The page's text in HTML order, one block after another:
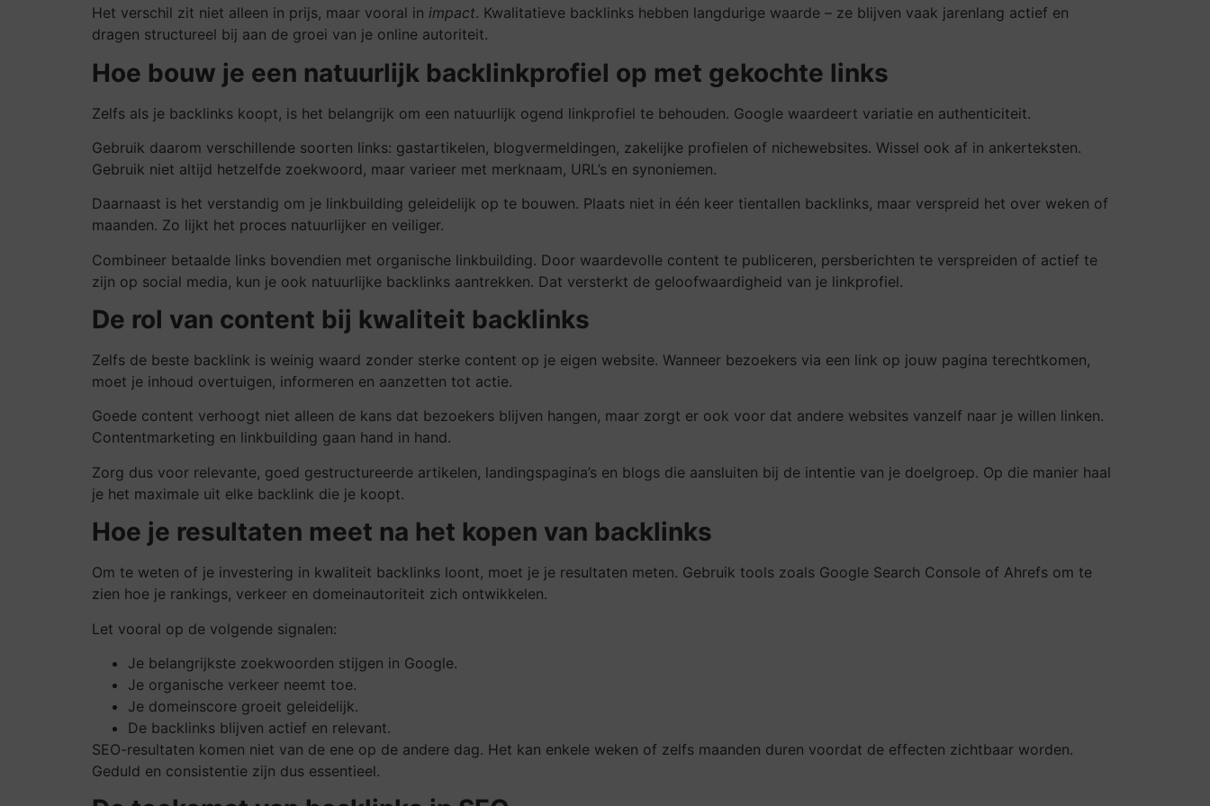
Het verschil zit niet alleen in prijs, maar vooral in impact. Kwalitatieve backlinks hebben langdurige waarde – ze blijven vaak jarenlang actief en
dragen structureel bij aan de groei van je online autoriteit.
Hoe bouw je een natuurlijk backlinkprofiel op met gekochte links
Zelfs als je backlinks koopt, is het belangrijk om een natuurlijk ogend linkprofiel te behouden. Google waardeert variatie en authenticiteit.
Gebruik daarom verschillende soorten links: gastartikelen, blogvermeldingen, zakelijke profielen of nichewebsites. Wissel ook af in ankerteksten.
Gebruik niet altijd hetzelfde zoekwoord, maar varieer met merknaam, URL’s en synoniemen.
Daarnaast is het verstandig om je linkbuilding geleidelijk op te bouwen. Plaats niet in één keer tientallen backlinks, maar verspreid het over weken of
maanden. Zo lijkt het proces natuurlijker en veiliger.
Combineer betaalde links bovendien met organische linkbuilding. Door waardevolle content te publiceren, persberichten te verspreiden of actief te
zijn op social media, kun je ook natuurlijke backlinks aantrekken. Dat versterkt de geloofwaardigheid van je linkprofiel.
De rol van content bij kwaliteit backlinks
Zelfs de beste backlink is weinig waard zonder sterke content op je eigen website. Wanneer bezoekers via een link op jouw pagina terechtkomen,
moet je inhoud overtuigen, informeren en aanzetten tot actie.
Goede content verhoogt niet alleen de kans dat bezoekers blijven hangen, maar zorgt er ook voor dat andere websites vanzelf naar je willen linken.
Contentmarketing en linkbuilding gaan hand in hand.
Zorg dus voor relevante, goed gestructureerde artikelen, landingspagina’s en blogs die aansluiten bij de intentie van je doelgroep. Op die manier haal
je het maximale uit elke backlink die je koopt.
Hoe je resultaten meet na het kopen van backlinks
Om te weten of je investering in kwaliteit backlinks loont, moet je je resultaten meten. Gebruik tools zoals Google Search Console of Ahrefs om te
zien hoe je rankings, verkeer en domeinautoriteit zich ontwikkelen.
Let vooral op de volgende signalen:
Je belangrijkste zoekwoorden stijgen in Google.
Je organische verkeer neemt toe.
Je domeinscore groeit geleidelijk.
De backlinks blijven actief en relevant.
SEO-resultaten komen niet van de ene op de andere dag. Het kan enkele weken of zelfs maanden duren voordat de effecten zichtbaar worden.
Geduld en consistentie zijn dus essentieel.